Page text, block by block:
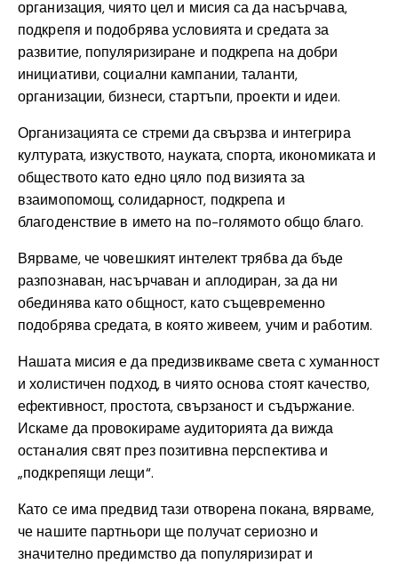
организация, чиято цел и мисия са да насърчава,
подкрепя и подобрява условията и средата за
развитие, популяризиране и подкрепа на добри
инициативи, социални кампании, таланти,
организации, бизнеси, стартъпи, проекти и идеи.
Организацията се стреми да свързва и интегрира
културата, изкуството, науката, спорта, икономиката и
обществото като едно цяло под визията за
взаимопомощ, солидарност, подкрепа и
благоденствие в името на по-голямото общо благо.
Вярваме, че човешкият интелект трябва да бъде
разпознаван, насърчаван и аплодиран, за да ни
обединява като общност, като същевременно
подобрява средата, в която живеем, учим и работим.
Нашата мисия е да предизвикваме света с хуманност
и холистичен подход, в чиято основа стоят качество,
ефективност, простота, свързаност и съдържание.
Искаме да провокираме аудиторията да вижда
останалия свят през позитивна перспектива и
„подкрепящи лещи“.
Като се има предвид тази отворена покана, вярваме,
че нашите партньори ще получат сериозно и
значително предимство да популяризират и